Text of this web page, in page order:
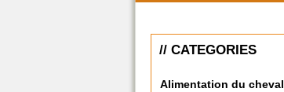
// CATEGORIES
Alimentation du cheval